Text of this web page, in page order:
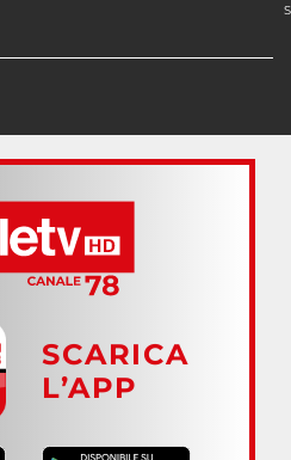
SCARICA
L’APP